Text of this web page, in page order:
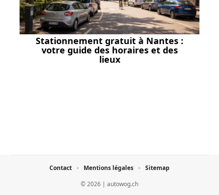
Stationnement gratuit à Nantes :
votre guide des horaires et des
lieux
© 2026 | autowog.ch
Contact Mentions légales Sitemap